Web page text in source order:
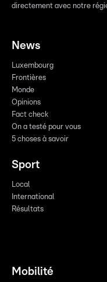
directement avec notre
News
Luxembourg
Frontières
Monde
Opinions
Fact check
On a testé pour vous
5 choses à savoir
Sport
Local
International
Résultats
Mobilité